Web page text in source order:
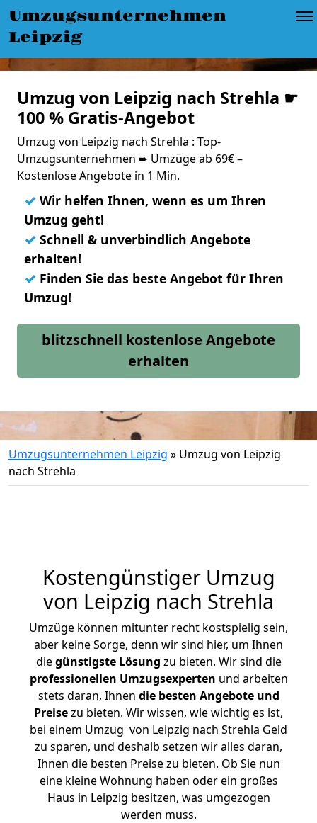
Umzugsunternehmen
Leipzig
Umzug von Leipzig nach Strehla ☛
100 % Gratis-Angebot
Umzug von Leipzig nach Strehla : Top-
Umzugsunternehmen ➨ Umzüge ab 69€ –
Kostenlose Angebote in 1 Min.
✓ Wir helfen Ihnen, wenn es um Ihren
Umzug geht!
✓ Schnell & unverbindlich Angebote
erhalten!
✓ Finden Sie das beste Angebot für Ihren
Umzug!
blitzschnell kostenlose Angebote
erhalten
Umzugsunternehmen Leipzig » Umzug von Leipzig
nach Strehla
Kostengünstiger Umzug
von Leipzig nach Strehla
Umzüge können mitunter recht kostspielig sein,
aber keine Sorge, denn wir sind hier, um Ihnen
diegünstigste Lösung zu bieten. Wir sind die
professionellen Umzugsexperten und arbeiten
stets daran, Ihnen die besten Angebote und
Preisezu bieten. Wir wissen, wie wichtig es ist,
bei einem Umzug von Leipzig nach Strehla Geld
zu sparen, und deshalb setzen wir alles daran,
Ihnen die besten Preise zu bieten. Ob Sie nun
eine kleine Wohnung haben oder ein großes
Haus in Leipzig besitzen, was umgezogen
werden muss.